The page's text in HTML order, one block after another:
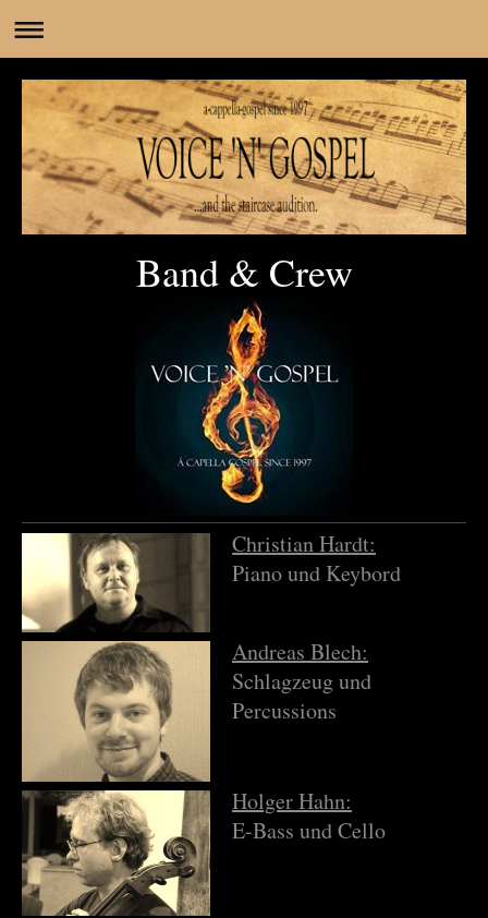
Band & Crew
Christian Hardt:
Piano und Keybord
Andreas Blech:
Schlagzeug und
Percussions
Holger Hahn:
E-Bass und Cello